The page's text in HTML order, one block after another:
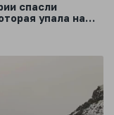
спасли
упала на